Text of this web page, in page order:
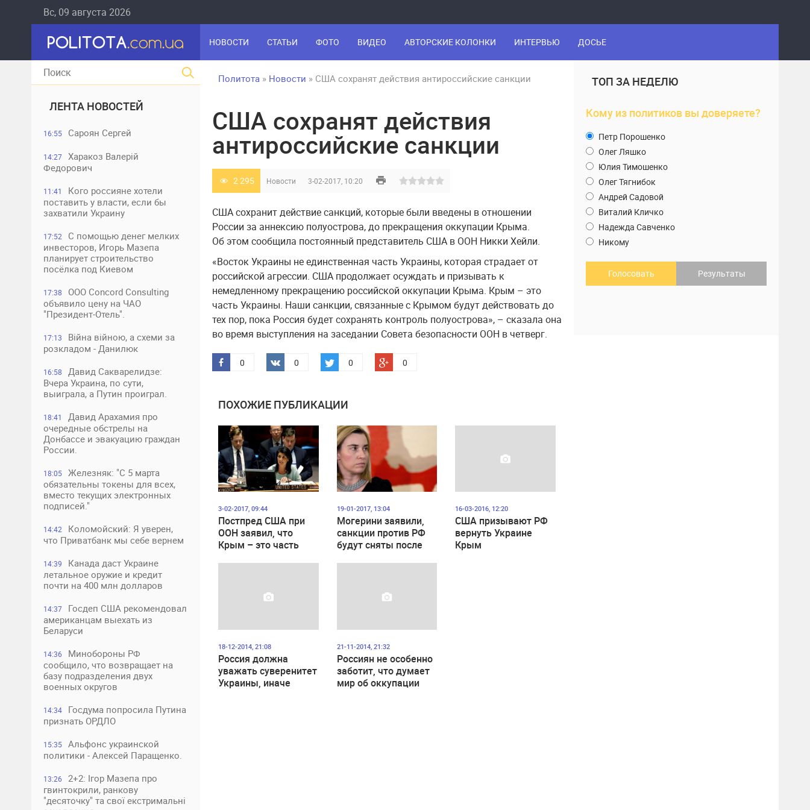
Вс, 09 августа 2026
НОВОСТИ СТАТЬИ ФОТО ВИДЕО АВТОРСКИЕ КОЛОНКИ ИНТЕРВЬЮ ДОСЬЕ
ЛЕНТА НОВОСТЕЙ
16:55 Сароян Сергей
14:27
Харакоз Валерій
Федорович
11:41
Кого россияне хотели
поставить у власти, если бы
захватили Украину
17:52
С помощью денег мелких
инвесторов, Игорь Мазепа
планирует строительство
посёлка под Киевом
17:38
ООО Concord Consulting
объявило цену на ЧАО
"Президент-Отель".
17:13
Війна війною, а схеми за
розкладом - Данилюк
16:58
Давид Сакварелидзе:
Вчера Украина, по сути,
выиграла, а Путин проиграл.
18:41
Давид Арахамия про
очередные обстрелы на
Донбассе и эвакуацию граждан
России.
18:05
Железняк: "С 5 марта
обязательны токены для всех,
вместо текущих электронных
подписей."
14:42
Коломойский: Я уверен,
что Приватбанк мы себе вернем
14:39
Канада даст Украине
летальное оружие и кредит
почти на 400 млн долларов
14:37
Госдеп США рекомендовал
американцам выехать из
Беларуси
14:36
Минобороны РФ
сообщило, что возвращает на
базу подразделения двух
военных округов
14:34
Госдума попросила Путина
признать ОРДЛО
15:35
Альфонс украинской
политики - Алексей Паращенко.
13:26
2+2: Ігор Мазепа про
гвинтокрили, ранкову
"десяточку" та свої екстримальні
Политота » Новости » США сохранят действия антироссийские санкции
США сохранят действия
антироссийские санкции
2 295 Новости 3-02-2017, 10:20
США сохранит действие санкций, которые были введены в отношении
России за аннексию полуострова, до прекращения оккупации Крыма.
Об этом сообщила постоянный представитель США в ООН Никки Хейли.
«Восток Украины не единственная часть Украины, которая страдает от
российской агрессии. США продолжает осуждать и призывать к
немедленному прекращению российской оккупации Крыма. Крым – это
часть Украины. Наши санкции, связанные с Крымом будут действовать до
тех пор, пока Россия будет сохранять контроль полуострова», – сказала она
во время выступления на заседании Совета безопасности ООН в четверг.
0 0 0 0
ПОХОЖИЕ ПУБЛИКАЦИИ
3-02-2017, 09:44
Постпред США при
ООН заявил, что
Крым – это часть
19-01-2017, 13:04
Могерини заявили,
санкции против РФ
будут сняты после
16-03-2016, 12:20
США призывают РФ
вернуть Украине
Крым
18-12-2014, 21:08
Россия должна
уважать суверенитет
Украины, иначе
21-11-2014, 21:32
Россиян не особенно
заботит, что думает
мир об оккупации
ТОП ЗА НЕДЕЛЮ
Кому из политиков вы доверяете?
Петр Порошенко
Олег Ляшко
Юлия Тимошенко
Олег Тягнибок
Андрей Садовой
Виталий Кличко
Надежда Савченко
Никому
Голосовать Результаты